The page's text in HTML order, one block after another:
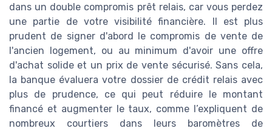
dans un double compromis prêt relais, car vous perdez
une partie de votre visibilité financière. Il est plus
prudent de signer d'abord le compromis de vente de
l'ancien logement, ou au minimum d'avoir une offre
d'achat solide et un prix de vente sécurisé. Sans cela,
la banque évaluera votre dossier de crédit relais avec
plus de prudence, ce qui peut réduire le montant
financé et augmenter le taux, comme l’expliquent de
nombreux courtiers dans leurs baromètres de